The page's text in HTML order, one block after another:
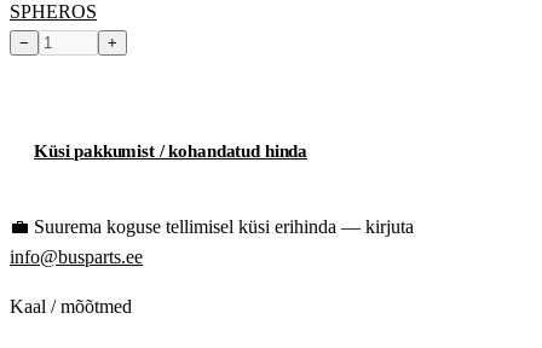
SPHEROS
− +
Küsi pakkumist / kohandatud hinda
💼 Suurema koguse tellimisel küsi erihinda — kirjuta
info@busparts.ee
Kaal / mõõtmed